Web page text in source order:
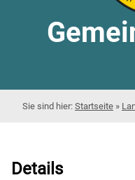
Startseite »
Details